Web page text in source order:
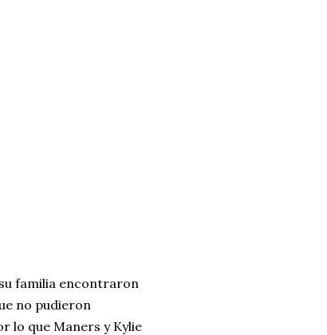
familia encontraron
no pudieron
lo que Maners y Kylie